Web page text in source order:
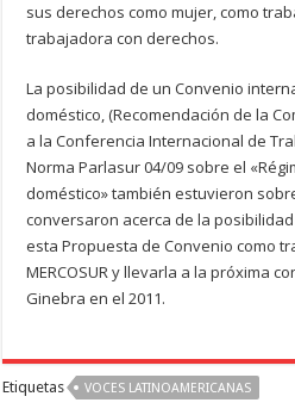
sus derechos como mujer, como
trabajadora con derechos.
La posibilidad de un Convenio
doméstico, (Recomendación de la
a la Conferencia Internacional de
Norma Parlasur 04/09 sobre el
doméstico» también estuvieron
conversaron acerca de la
esta Propuesta de Convenio como
MERCOSUR y llevarla a la próxima
Ginebra en el 2011.
Etiquetas VOCES LATINOAMERICANAS